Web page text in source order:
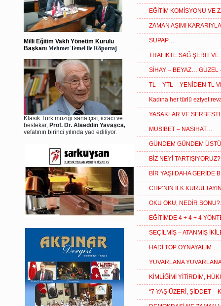
Milli Eğitim Vakfı Yönetim Kurulu
Başkanı Mehmet Temel ile Röportaj
Klasik Türk müziği sanatçısı, icracı ve
bestekar, Prof. Dr. Alaeddin Yavaşca,
vefatının birinci yılında yad ediliyor.
EĞİTİM KOMİSYONU VE
ZAMAN AŞIMI
SUPAP…
TRAFİKTE SAĞ ŞERİT
SİHAY – BEYAZ…
TL – YTL – YENİDEN TL
Kadına her türlü eziyet
YASAKLAR VE
MUSİBET – NASİHAT…
GÜNDEM GÜNDEM
BİZ NEYİ
BİR YAŞI DAHA GERİDE
CHP’NİN İLK
OKU OKU, NEDİR
EĞİTİMDE 4 + 4 + 4
SEÇİLMİŞ – ATANMIŞ
HADİ TOP OYNAYALIM…
YUVARLANA
KİMLİĞİMİ YİTİRDİM,
“7 YAŞ ÜZERİ, ŞİDDET –